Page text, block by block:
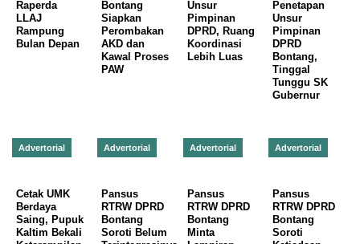
Raperda
LLAJ
Rampung
Bulan Depan
Bontang
Siapkan
Perombakan
AKD dan
Kawal Proses
PAW
Unsur
Pimpinan
DPRD, Ruang
Koordinasi
Lebih Luas
Penetapan
Unsur
Pimpinan
DPRD
Bontang,
Tinggal
Tunggu SK
Gubernur
Advertorial
Cetak UMK
Berdaya
Saing, Pupuk
Kaltim Bekali
Advertorial
Pansus
RTRW DPRD
Bontang
Soroti Belum
Advertorial
Pansus
RTRW DPRD
Bontang
Minta
Advertorial
Pansus
RTRW DPRD
Bontang
Soroti